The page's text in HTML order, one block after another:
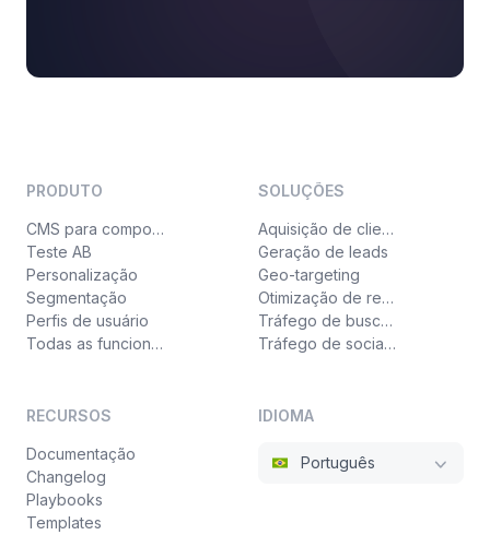
PRODUTO
CMS para componentes
Teste AB
Personalização
Segmentação
Perfis de usuário
Todas as funcionalidades
SOLUÇÕES
Aquisição de clientes
Geração de leads
Geo-targeting
Otimização de receita
Tráfego de busca paga
Tráfego de social ads
RECURSOS
Documentação
Changelog
Playbooks
Templates
IDIOMA
Português